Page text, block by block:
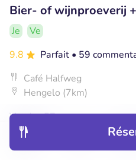
Bier- of wijnproeverij
Je
Ve
9.8
Parfait • 59
Café Halfweg
Hengelo (7km)
Vendu : 57